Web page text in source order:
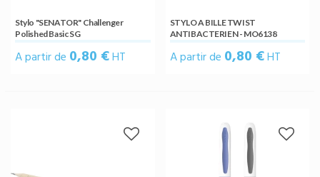
Stylo "SENATOR" Challenger
Polished Basic SG
A partir de 0,80 €HT
STYLO A BILLE TWIST
ANTIBACTERIEN - MO6138
A partir de 0,80 €HT